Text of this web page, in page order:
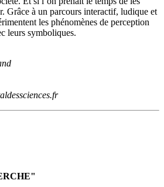
Grâce à un parcours interactif, ludique et
les phénomènes de perception
leurs symboliques.